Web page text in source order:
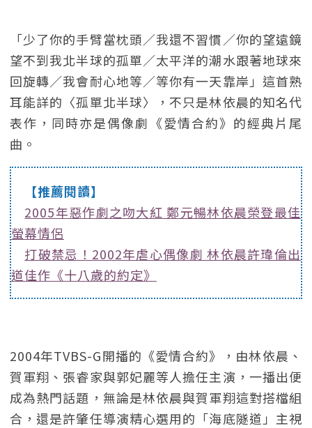
「少了你的手臂當枕頭／我還不習慣／你的望遠鏡
望不到我北半球的孤單／太平洋的潮水跟著地球來
回旋轉／我會耐心地等／等你有一天靠岸」這首熟
耳能詳的〈孤單北半球〉，不只是林依晨的知名代
表作，同時亦是偶像劇《愛情合約》的經典片尾
曲。
【推薦閱讀】
2005年惡作劇之吻大紅 鄭元暢林依晨榮登最佳
螢幕情侶
打破禁忌！2002年虐心偶像劇 林依晨許瑋倫出
道佳作《十八歲的約定》
2004年TVBS-G開播的《愛情合約》，由林依晨、
賀軍翔、張睿家與郭妃麗等人擔任主演，一播出便
成為熱門話題，無論是林依晨與賀軍翔這對搭檔組
合，還是許肇任導演精心選用的「海底隧道」主視